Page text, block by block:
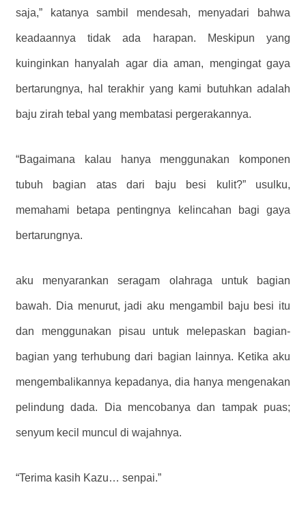
saja,” katanya sambil mendesah, menyadari bahwa
keadaannya tidak ada harapan. Meskipun yang
kuinginkan hanyalah agar dia aman, mengingat gaya
bertarungnya, hal terakhir yang kami butuhkan adalah
baju zirah tebal yang membatasi pergerakannya.
“Bagaimana kalau hanya menggunakan komponen
tubuh bagian atas dari baju besi kulit?” usulku,
memahami betapa pentingnya kelincahan bagi gaya
bertarungnya.
aku menyarankan seragam olahraga untuk bagian
bawah. Dia menurut, jadi aku mengambil baju besi itu
dan menggunakan pisau untuk melepaskan bagian-
bagian yang terhubung dari bagian lainnya. Ketika aku
mengembalikannya kepadanya, dia hanya mengenakan
pelindung dada. Dia mencobanya dan tampak puas;
senyum kecil muncul di wajahnya.
“Terima kasih Kazu… senpai.”